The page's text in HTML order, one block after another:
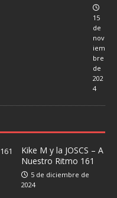
15
de
nov
iem
bre
de
202
4
Kike M y la JOSCS – A
Nuestro Ritmo 161
5 de diciembre de
2024